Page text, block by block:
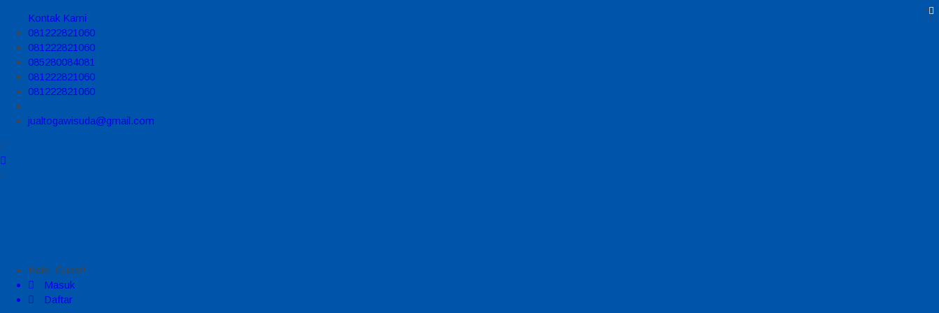
Kontak Kami
081222821060
081222821060
085280084081
081222821060
081222821060
jualtogawisuda@gmail.com
Halo, Guest!
Masuk
Daftar